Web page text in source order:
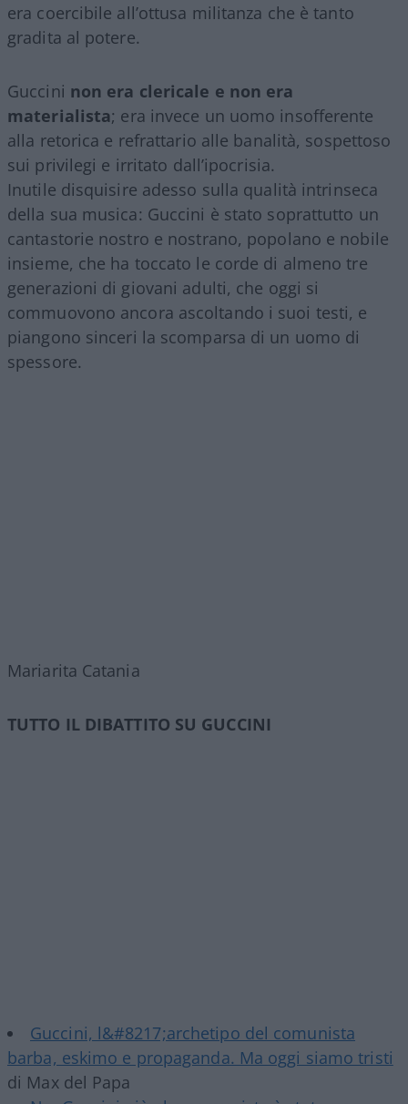
era coercibile all’ottusa militanza che è tanto
gradita al potere.
Guccini non era clericale e non era
materialista; era invece un uomo insofferente
alla retorica e refrattario alle banalità, sospettoso
sui privilegi e irritato dall’ipocrisia.
Inutile disquisire adesso sulla qualità intrinseca
della sua musica: Guccini è stato soprattutto un
cantastorie nostro e nostrano, popolano e nobile
insieme, che ha toccato le corde di almeno tre
generazioni di giovani adulti, che oggi si
commuovono ancora ascoltando i suoi testi, e
piangono sinceri la scomparsa di un uomo di
spessore.
Mariarita Catania
TUTTO IL DIBATTITO SU GUCCINI
Guccini, l&#8217;archetipo del comunista
barba, eskimo e propaganda. Ma oggi siamo tristi
di Max del Papa